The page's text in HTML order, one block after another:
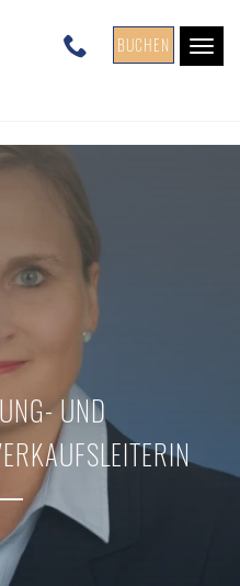
BUCHEN
UND